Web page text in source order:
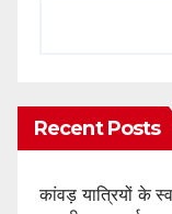
Recent Posts
कांवड़ यात्रियों के